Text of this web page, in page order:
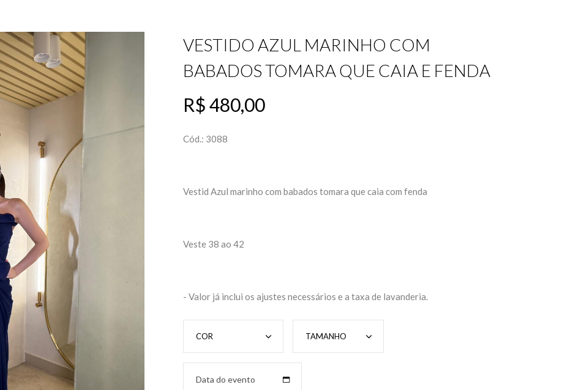
VESTIDO AZUL MARINHO COM
BABADOS TOMARA QUE CAIA E FENDA
R$ 480,00
Cód.: 3088
Vestid Azul marinho com babados tomara que caia com fenda
Veste 38 ao 42
- Valor já inclui os ajustes necessários e a taxa de lavanderia.